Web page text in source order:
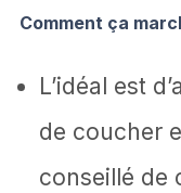
Comment ça
L’idéal est
de coucher
conseillé de